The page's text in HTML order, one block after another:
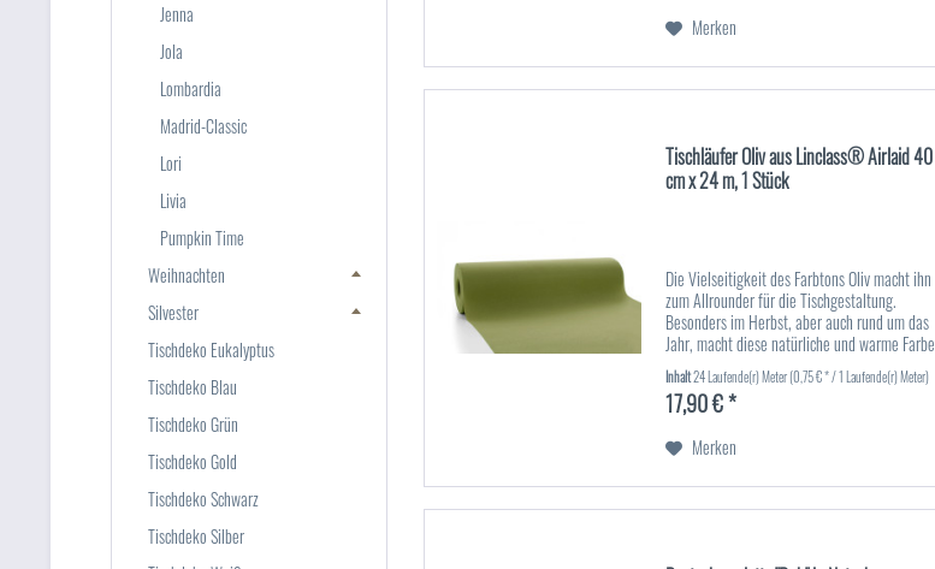
Jenna
Jola
Lombardia
Madrid-Classic
Lori
Livia
Pumpkin Time
Weihnachten
Silvester
Tischdeko Eukalyptus
Tischdeko Blau
Tischdeko Grün
Tischdeko Gold
Tischdeko Schwarz
Tischdeko Silber
Merken
Tischläufer Oliv aus Linclass® Airlaid 40
cm x 24 m, 1 Stück
Die Vielseitigkeit des Farbtons Oliv macht ihn
zum Allrounder für die Tischgestaltung.
Besonders im Herbst, aber auch rund um das
Jahr, macht diese natürliche und warme Farbe
in Ihrem Table Top Bereich eine gute Figur.
Kombinieren Sie...
Inhalt24 Laufende(r) Meter(0,75 € * / 1 Laufende(r) Meter)
17,90 € *
Merken